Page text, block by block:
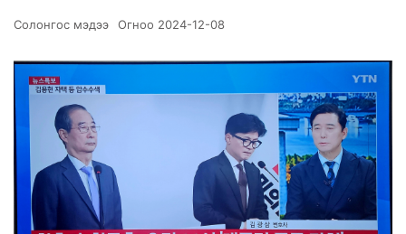
Солонгос мэдээ Огноо 2024-12-08